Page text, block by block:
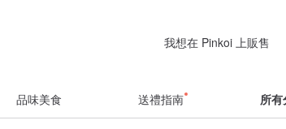
我想在 Pinkoi 上販售
品味美食 送禮指南 所